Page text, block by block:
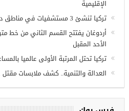
وزير الدفاع التركي يبحث مع نظيره
الإقليمية
تركيا تنشئ 3 مستشفيات في مناطق درع الفرات بسوريا
أردوغان يفتتح القسم الثاني من خط
الأحد المقبل
تركيا تحتل المرتبة الأولى عالميا
العدالة والتنمية.. كشف ملابسات